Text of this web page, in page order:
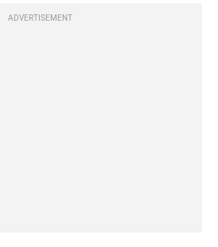
ADVERTISEMENT